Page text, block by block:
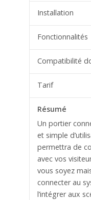
Installation
Fonctionnalités
Compatibilité
Tarif
Résumé
Un portier
et simple
permettra de
avec vos
vous soyez
connecter au
l’intégrer aux